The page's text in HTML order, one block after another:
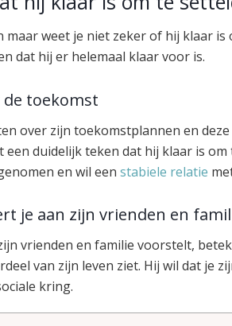
maar weet je niet zeker of hij klaar
dat hij er helemaal klaar voor is.
toekomst
over zijn toekomstplannen en
een duidelijk teken dat hij klaar is
en wil een stabiele relatie
je aan zijn vrienden en
vrienden en familie voorstelt,
van zijn leven ziet. Hij wil dat je
kring.